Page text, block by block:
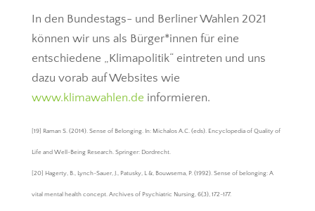
In den Bundestags- und Berliner Wahlen 2021
können wir uns als Bürger*innen für eine
entschiedene „Klimapolitik“ eintreten und uns
dazu vorab auf Websites wie
www.klimawahlen.de informieren.
[19] Raman S. (2014). Sense of Belonging. In: Michalos A.C. (eds). Encyclopedia of Quality of
Life and Well-Being Research. Springer: Dordrecht.
[20] Hagerty, B., Lynch-Sauer, J., Patusky, L &, Bouwsema, P. (1992). Sense of belonging: A
vital mental health concept. Archives of Psychiatric Nursing, 6(3), 172-177.